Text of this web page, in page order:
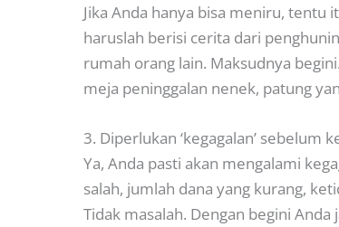
Jika Anda hanya bisa meniru, tentu
haruslah berisi cerita dari
rumah orang lain. Maksudnya
meja peninggalan nenek, patung
3. Diperlukan ‘kegagalan’ sebelum
Ya, Anda pasti akan mengalami
salah, jumlah dana yang kurang,
Tidak masalah. Dengan begini